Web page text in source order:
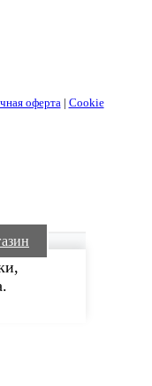
оферта| Cookie